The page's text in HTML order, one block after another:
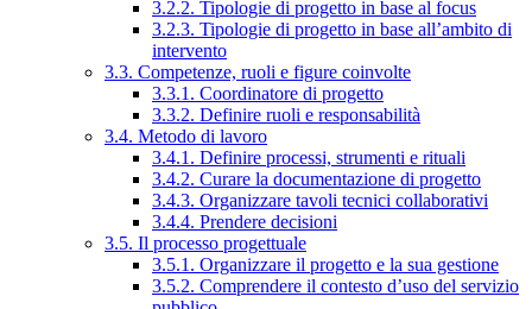
3.2.2. Tipologie di progetto in base al focus
3.2.3. Tipologie di progetto in base all’ambito di
intervento
3.3. Competenze, ruoli e figure coinvolte
3.3.1. Coordinatore di progetto
3.3.2. Definire ruoli e responsabilità
3.4. Metodo di lavoro
3.4.1. Definire processi, strumenti e rituali
3.4.2. Curare la documentazione di progetto
3.4.3. Organizzare tavoli tecnici collaborativi
3.4.4. Prendere decisioni
3.5. Il processo progettuale
3.5.1. Organizzare il progetto e la sua gestione
3.5.2. Comprendere il contesto d’uso del servizio